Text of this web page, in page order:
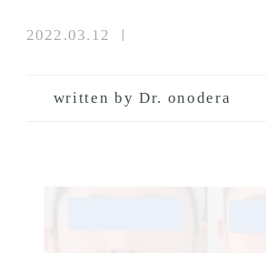
2022.03.12
written by Dr. onodera